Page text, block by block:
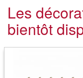
Les
bientôt